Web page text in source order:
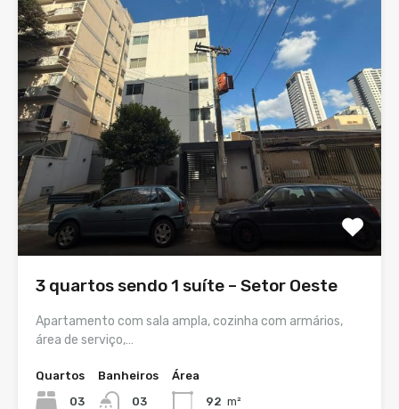
3 quartos sendo 1 suíte – Setor Oeste
Apartamento com sala ampla, cozinha com armários,
área de serviço,…
Quartos
03
Banheiros
03
Área
92 m²